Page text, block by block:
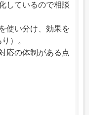
しているので相談
使い分け、効果を
）。
応の体制がある点